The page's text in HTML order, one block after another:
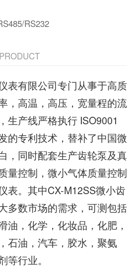
RS232
有限公司专门从事于高质
，高温，高压，宽量程的流
生产线严格执行 ISO9001
的专利技术，替补了中国微
，同时配套生产齿轮泵及真
量控制，微小气体质量控制
表。其中CX-M12SS微小齿
多数市场的需求，可测包括
油，化学，化妆品，化肥，
石油，汽车，胶水，聚氨
等行业。